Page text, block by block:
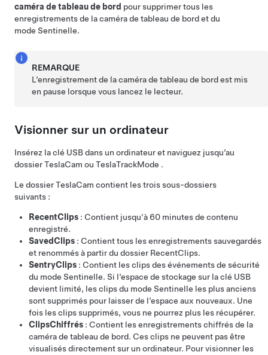
caméra de tableau de bord pour supprimer tous les
enregistrements de la caméra de tableau de bord et du
mode Sentinelle.
REMARQUE
L’enregistrement de la caméra de tableau de bord est mis
en pause lorsque vous lancez le lecteur.
Visionner sur un ordinateur
Insérez la clé USB dans un ordinateur et naviguez jusqu’au
dossier TeslaCam ou TeslaTrackMode .
Le dossier TeslaCam contient les trois sous-dossiers
suivants :
RecentClips : Contient jusqu'à 60 minutes de contenu
enregistré.
SavedClips : Contient tous les enregistrements sauvegardés
et renommés à partir du dossier RecentClips.
SentryClips : Contient les clips des événements de sécurité
du mode Sentinelle. Si l’espace de stockage sur la clé USB
devient limité, les clips du mode Sentinelle les plus anciens
sont supprimés pour laisser de l’espace aux nouveaux. Une
fois les clips supprimés, vous ne pourrez plus les récupérer.
ClipsChiffrés : Contient les enregistrements chiffrés de la
caméra de tableau de bord. Ces clips ne peuvent pas être
visualisés directement sur un ordinateur. Pour visionner les